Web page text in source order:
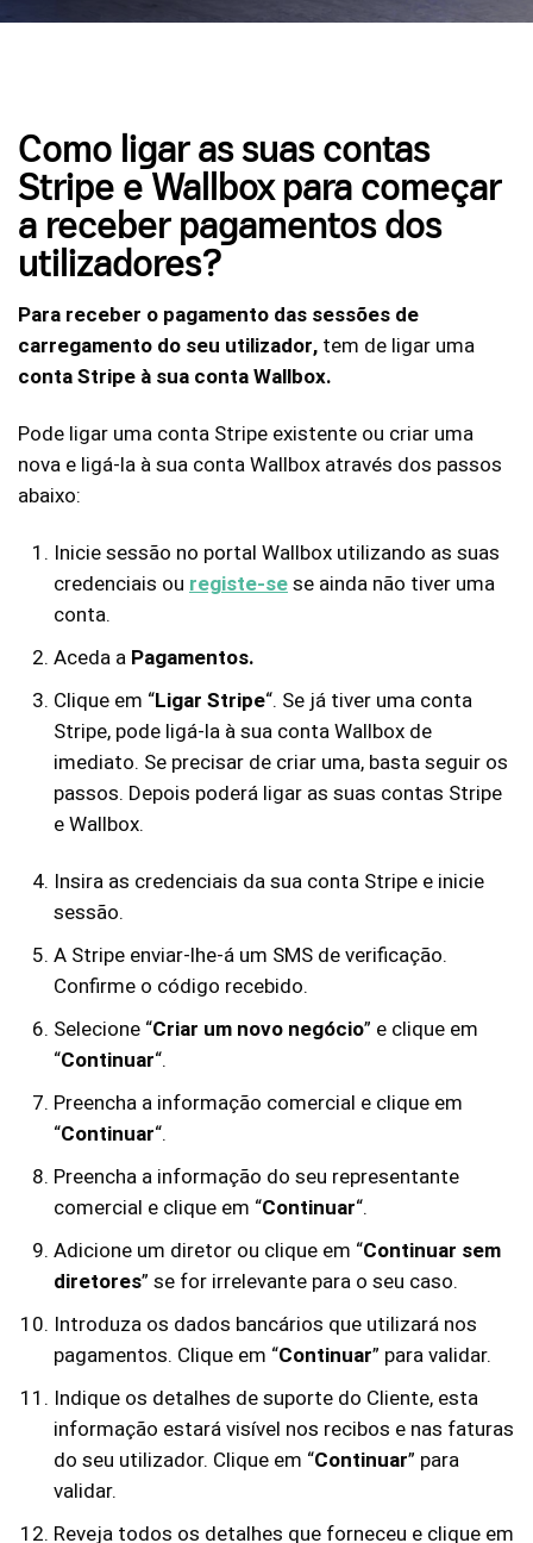
Como ligar as suas contas
Stripe e Wallbox para começar
a receber pagamentos dos
utilizadores?
Para receber o pagamento das sessões de
carregamento do seu utilizador, tem de ligar uma
conta Stripe à sua conta Wallbox.
Pode ligar uma conta Stripe existente ou criar uma
nova e ligá-la à sua conta Wallbox através dos passos
abaixo:
Inicie sessão no portal Wallbox utilizando as suas
credenciais ou registe-sese ainda não tiver uma
conta.
Aceda a Pagamentos.
Clique em “Ligar Stripe“. Se já tiver uma conta
Stripe, pode ligá-la à sua conta Wallbox de
imediato. Se precisar de criar uma, basta seguir os
passos. Depois poderá ligar as suas contas Stripe
e Wallbox.
Insira as credenciais da sua conta Stripe e inicie
sessão.
A Stripe enviar-lhe-á um SMS de verificação.
Confirme o código recebido.
Selecione “Criar um novo negócio” e clique em
“Continuar“.
Preencha a informação comercial e clique em
“Continuar“.
Preencha a informação do seu representante
comercial e clique em “Continuar“.
Adicione um diretor ou clique em “Continuar sem
diretores” se for irrelevante para o seu caso.
Introduza os dados bancários que utilizará nos
pagamentos. Clique em “Continuar” para validar.
Indique os detalhes de suporte do Cliente, esta
informação estará visível nos recibos e nas faturas
do seu utilizador. Clique em “Continuar” para
validar.
Reveja todos os detalhes que forneceu e clique em